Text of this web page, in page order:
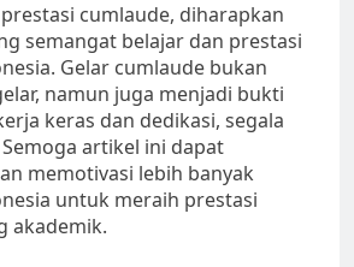
cumlaude, diharapkan
semangat belajar dan prestasi
Gelar cumlaude bukan
namun juga menjadi bukti
keras dan dedikasi, segala
artikel ini dapat
memotivasi lebih banyak
untuk meraih prestasi
akademik.